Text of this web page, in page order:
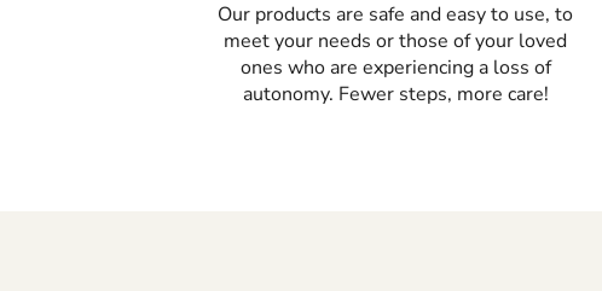
Our products are safe and easy to use, to
meet your needs or those of your loved
ones who are experiencing a loss of
autonomy. Fewer steps, more care!